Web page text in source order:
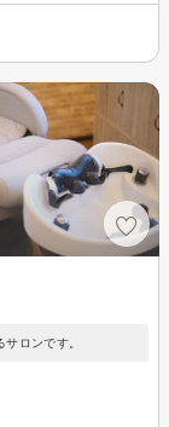
ロンです。